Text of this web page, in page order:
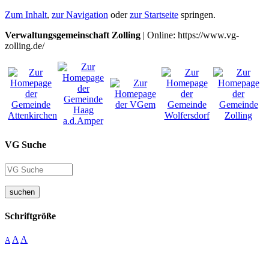
Zum Inhalt, zur Navigation oderzur Startseite springen.
Verwaltungsgemeinschaft Zolling | Online: https://www.vg-
zolling.de/
VG Suche
suchen
Schriftgröße
A A A